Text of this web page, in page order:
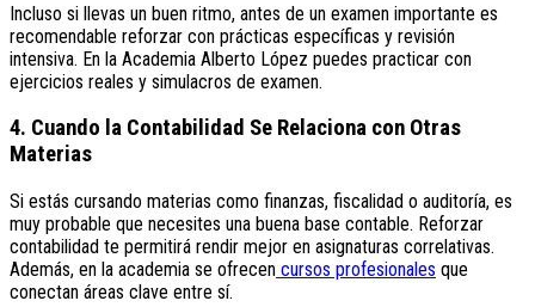
Incluso si llevas un buen ritmo, antes de un examen importante es
recomendable reforzar con prácticas específicas y revisión
intensiva. En la Academia Alberto López puedes practicar con
ejercicios reales y simulacros de examen.
4. Cuando la Contabilidad Se Relaciona con Otras
Materias
Si estás cursando materias como finanzas, fiscalidad o auditoría, es
muy probable que necesites una buena base contable. Reforzar
contabilidad te permitirá rendir mejor en asignaturas correlativas.
Además, en la academia se ofrecen cursos profesionales que
conectan áreas clave entre sí.